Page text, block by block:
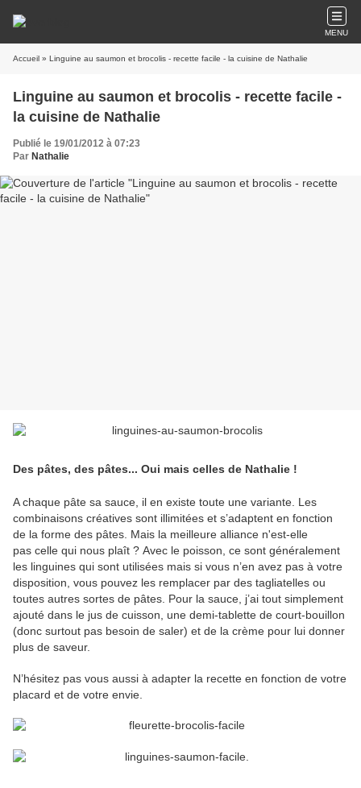
MENU
Accueil » Linguine au saumon et brocolis - recette facile - la cuisine de Nathalie
Linguine au saumon et brocolis - recette facile -
la cuisine de Nathalie
Publié le 19/01/2012 à 07:23
Par Nathalie
Des pâtes, des pâtes... Oui mais celles de Nathalie !
A chaque pâte sa sauce, il en existe toute une variante. Les
combinaisons créatives sont illimitées et s’adaptent en fonction
de la forme des pâtes. Mais la meilleure alliance n'est-elle
pas celle qui nous plaît ? Avec le poisson, ce sont généralement
les linguines qui sont utilisées mais si vous n’en avez pas à votre
disposition, vous pouvez les remplacer par des tagliatelles ou
toutes autres sortes de pâtes. Pour la sauce, j’ai tout simplement
ajouté dans le jus de cuisson, une demi-tablette de court-bouillon
(donc surtout pas besoin de saler) et de la crème pour lui donner
plus de saveur.
N’hésitez pas vous aussi à adapter la recette en fonction de votre
placard et de votre envie.